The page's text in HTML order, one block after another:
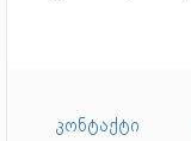
კონტაქტი